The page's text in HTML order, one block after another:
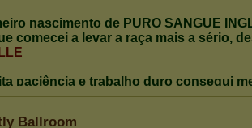
Ballroom